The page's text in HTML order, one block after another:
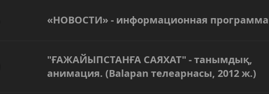
«НОВОСТИ» - информационная
"ҒАЖАЙЫПСТАНҒА САЯХАТ" - танымдық,
анимация. (Balapan телеарнасы, 2012 ж.)